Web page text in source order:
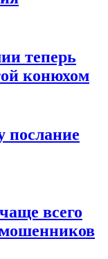
теперь
конюхом
послание
всего